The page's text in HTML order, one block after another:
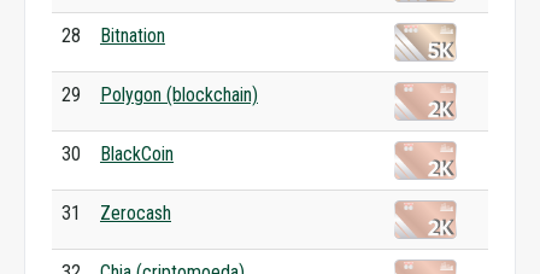
28 Bitnation
29 Polygon (blockchain)
30 BlackCoin
31 Zerocash